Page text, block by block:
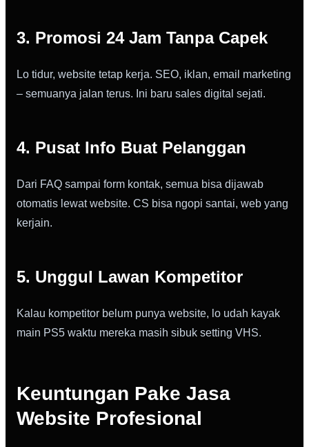
3. Promosi 24 Jam Tanpa Capek
Lo tidur, website tetap kerja. SEO, iklan, email marketing
– semuanya jalan terus. Ini baru sales digital sejati.
4. Pusat Info Buat Pelanggan
Dari FAQ sampai form kontak, semua bisa dijawab
otomatis lewat website. CS bisa ngopi santai, web yang
kerjain.
5. Unggul Lawan Kompetitor
Kalau kompetitor belum punya website, lo udah kayak
main PS5 waktu mereka masih sibuk setting VHS.
Keuntungan Pake Jasa
Website Profesional